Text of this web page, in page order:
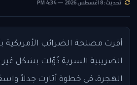
تحديث: 8 أغسطس 2026 — 4:34 PM
أقرت مصلحة الضرائب الأمريكية
الضريبية السرية دُوّلت بشكل
الهجرة، في خطوة أثارت جدلاً